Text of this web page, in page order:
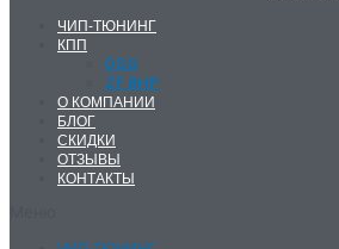
ЧИП-ТЮНИНГ
КПП
DSG
ZF 8HP
О КОМПАНИИ
БЛОГ
СКИДКИ
ОТЗЫВЫ
КОНТАКТЫ